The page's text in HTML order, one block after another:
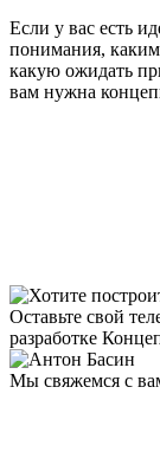
Если у вас есть
понимания, каким
какую ожидать
вам нужна
Оставьте свой
разработке
Мы свяжемся с